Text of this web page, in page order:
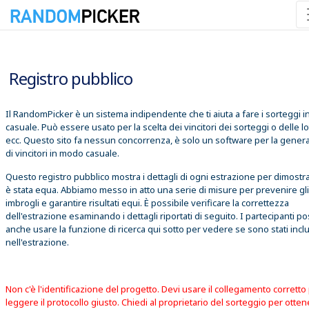
Registro pubblico
Il RandomPicker è un sistema indipendente che ti aiuta a fare i sorteggi
casuale. Può essere usato per la scelta dei vincitori dei sorteggi o delle
ecc. Questo sito fa nessun concorrenza, è solo un software per la
di vincitori in modo casuale.
Questo registro pubblico mostra i dettagli di ogni estrazione per
è stata equa. Abbiamo messo in atto una serie di misure per prevenire gli
imbrogli e garantire risultati equi. È possibile verificare la correttezza
dell'estrazione esaminando i dettagli riportati di seguito. I partecipanti
anche usare la funzione di ricerca qui sotto per vedere se sono stati
nell'estrazione.
Non c'è l'identificazione del progetto. Devi usare il collegamento corretto
leggere il protocollo giusto. Chiedi al proprietario del sorteggio per